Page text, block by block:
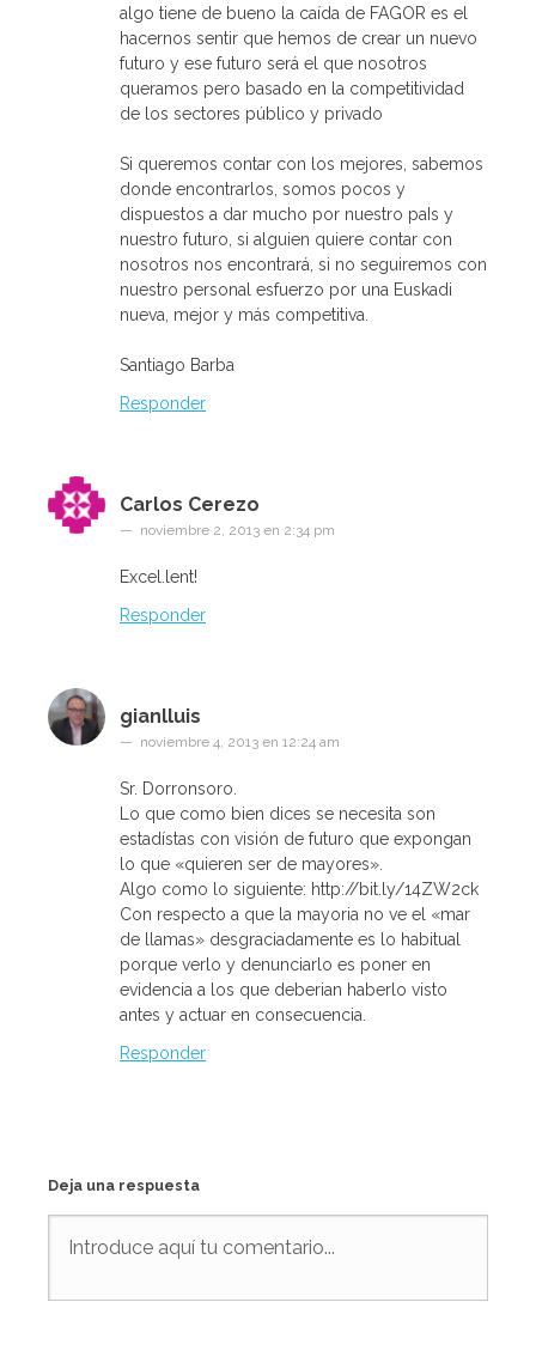
algo tiene de bueno la caída de FAGOR es el
hacernos sentir que hemos de crear un nuevo
futuro y ese futuro será el que nosotros
queramos pero basado en la competitividad
de los sectores público y privado
Si queremos contar con los mejores, sabemos
donde encontrarlos, somos pocos y
dispuestos a dar mucho por nuestro paIs y
nuestro futuro, si alguien quiere contar con
nosotros nos encontrará, si no seguiremos con
nuestro personal esfuerzo por una Euskadi
nueva, mejor y más competitiva.
Santiago Barba
Responder
Carlos Cerezo
noviembre 2, 2013 en 2:34 pm
Excel.lent!
Responder
gianlluis
noviembre 4, 2013 en 12:24 am
Sr. Dorronsoro.
Lo que como bien dices se necesita son
estadístas con visión de futuro que expongan
lo que «quieren ser de mayores».
Algo como lo siguiente: http://bit.ly/14ZW2ck
Con respecto a que la mayoria no ve el «mar
de llamas» desgraciadamente es lo habitual
porque verlo y denunciarlo es poner en
evidencia a los que deberian haberlo visto
antes y actuar en consecuencia.
Responder
Deja una respuesta